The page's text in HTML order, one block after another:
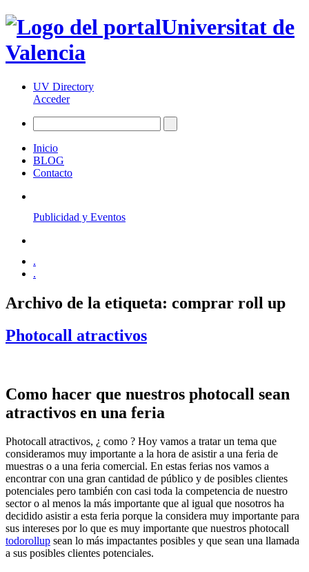
Universitat de
Valencia
UV Directory
Acceder
Inicio
BLOG
Contacto
Publicidad y Eventos
.
.
Archivo de la etiqueta: comprar roll up
Photocall atractivos
Como hacer que nuestros photocall sean
atractivos en una feria
Photocall atractivos, ¿ como ? Hoy vamos a tratar un tema que
consideramos muy importante a la hora de asistir a una feria de
muestras o a una feria comercial. En estas ferias nos vamos a
encontrar con una gran cantidad de público y de posibles clientes
potenciales pero también con casi toda la competencia de nuestro
sector o al menos la más importante que al igual que nosotros ha
decidido asistir a esta feria porque la considera muy importante para
sus intereses por lo que es muy importante que nuestros photocall
todorollup sean lo más impactantes posibles y que sean una llamada
a sus posibles clientes potenciales.